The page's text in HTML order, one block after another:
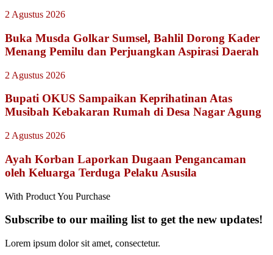
2 Agustus 2026
Buka Musda Golkar Sumsel, Bahlil Dorong Kader
Menang Pemilu dan Perjuangkan Aspirasi Daerah
2 Agustus 2026
Bupati OKUS Sampaikan Keprihatinan Atas
Musibah Kebakaran Rumah di Desa Nagar Agung
2 Agustus 2026
Ayah Korban Laporkan Dugaan Pengancaman
oleh Keluarga Terduga Pelaku Asusila
With Product You Purchase
Subscribe to our mailing list to get the new updates!
Lorem ipsum dolor sit amet, consectetur.